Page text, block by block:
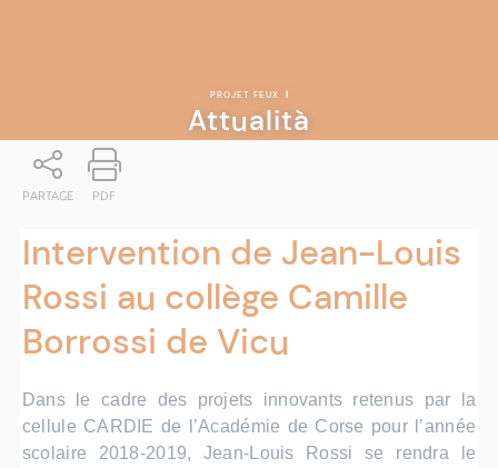
PROJET FEUX |
Attualità
PARTAGE PDF
Intervention de Jean-Louis
Rossi au collège Camille
Borrossi de Vicu
Dans le cadre des projets innovants retenus par la
cellule CARDIE de l’Académie de Corse pour l’année
scolaire 2018-2019, Jean-Louis Rossi se rendra le